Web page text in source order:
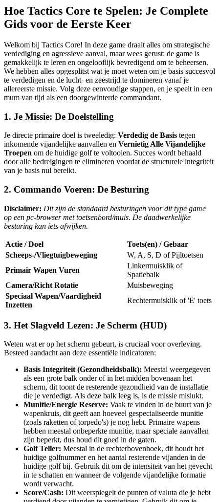
Hoe Tactics Core te Spelen: Je Complete
Gids voor de Eerste Keer
Welkom bij Tactics Core! In deze game draait alles om strategische
verdediging en agressieve aanval, maar wees gerust: de game is
gemakkelijk te leren en ongelooflijk bevredigend om te beheersen.
We hebben alles opgesplitst wat je moet weten om je basis succesvol
te verdedigen en de lucht- en zeestrijd te domineren vanaf je
allereerste missie. Volg deze eenvoudige stappen, en je speelt in een
mum van tijd als een doorgewinterde commandant.
1. Je Missie: De Doelstelling
Je directe primaire doel is tweeledig: Verdedig de Basis tegen
inkomende vijandelijke aanvallen en Vernietig Alle Vijandelijke
Troepen om de huidige golf te voltooien. Succes wordt behaald
door alle bedreigingen te elimineren voordat de structurele integriteit
van je basis nul bereikt.
2. Commando Voeren: De Besturing
Disclaimer: Dit zijn de standaard besturingen voor dit type game
op een pc-browser met toetsenbord/muis. De daadwerkelijke
besturing kan iets afwijken.
Actie / Doel
Toets(en) / Gebaar
Scheeps-/Vliegtuigbeweging
W, A, S, D of Pijltoetsen
Primair Wapen Vuren
Linkermuisklik of
Spatiebalk
Camera/Richt Rotatie
Muisbeweging
Speciaal Wapen/Vaardigheid
Inzetten
Rechtermuisklik of 'E' toets
3. Het Slagveld Lezen: Je Scherm (HUD)
Weten wat er op het scherm gebeurt, is cruciaal voor overleving.
Besteed aandacht aan deze essentiële indicatoren:
Basis Integriteit (Gezondheidsbalk): Meestal weergegeven
als een grote balk onder of in het midden bovenaan het
scherm, dit toont de resterende gezondheid van de installatie
die je verdedigt. Als deze balk leeg is, is de missie mislukt.
Munitie/Energie Reserve: Vaak te vinden in de buurt van je
wapenkruis, dit geeft aan hoeveel gespecialiseerde munitie
(zoals raketten of torpedo's) je nog hebt. Primaire wapens
hebben meestal onbeperkte munitie, maar speciale aanvallen
zijn beperkt, dus houd dit goed in de gaten.
Golf Teller: Meestal in de rechterbovenhoek, dit houdt het
huidige golfnummer en het aantal resterende vijanden in de
huidige golf bij. Gebruik dit om de intensiteit van het gevecht
in te schatten en wanneer de volgende vijandelijke formatie
wordt verwacht.
Score/Cash: Dit weerspiegelt de punten of valuta die je hebt